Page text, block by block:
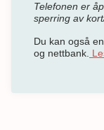
Telefonen er
sperring av
Du kan også
og nettbank.